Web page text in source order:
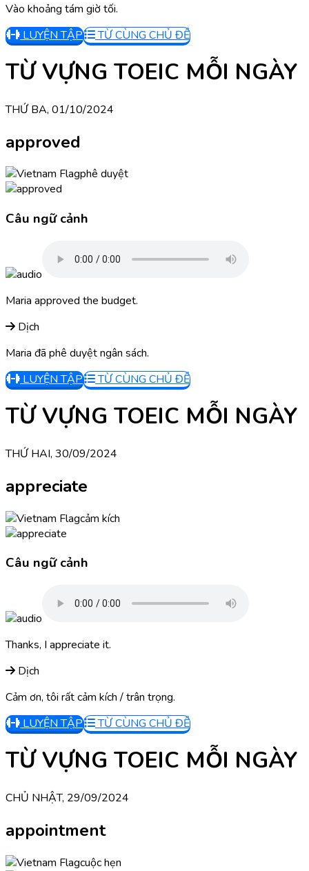
Vào khoảng tám giờ tối.
LUYỆN TẬP
TỪ CÙNG CHỦ ĐỀ
TỪ VỰNG TOEIC MỖI NGÀY
THỨ BA, 01/10/2024
approved
phê duyệt
Câu ngữ cảnh
Maria approved the budget.
Dịch
Maria đã phê duyệt ngân sách.
LUYỆN TẬP
TỪ CÙNG CHỦ ĐỀ
TỪ VỰNG TOEIC MỖI NGÀY
THỨ HAI, 30/09/2024
appreciate
cảm kích
Câu ngữ cảnh
Thanks, I appreciate it.
Dịch
Cảm ơn, tôi rất cảm kích / trân trọng.
LUYỆN TẬP
TỪ CÙNG CHỦ ĐỀ
TỪ VỰNG TOEIC MỖI NGÀY
CHỦ NHẬT, 29/09/2024
appointment
cuộc hẹn